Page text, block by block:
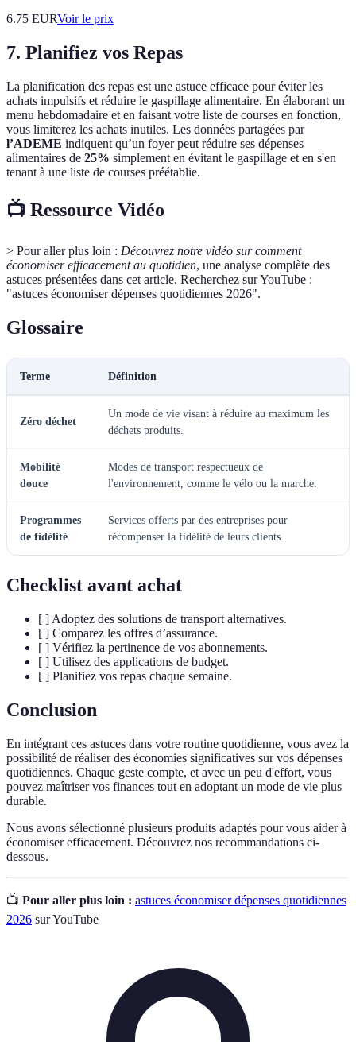
6.75 EURVoir le prix
7. Planifiez vos Repas
La planification des repas est une astuce efficace pour éviter les
achats impulsifs et réduire le gaspillage alimentaire. En élaborant un
menu hebdomadaire et en faisant votre liste de courses en fonction,
vous limiterez les achats inutiles. Les données partagées par
l’ADEME indiquent qu’un foyer peut réduire ses dépenses
alimentaires de 25% simplement en évitant le gaspillage et en s'en
tenant à une liste de courses préétablie.
📺 Ressource Vidéo
> Pour aller plus loin : Découvrez notre vidéo sur comment
économiser efficacement au quotidien, une analyse complète des
astuces présentées dans cet article. Recherchez sur YouTube :
"astuces économiser dépenses quotidiennes 2026".
Glossaire
Terme Définition
Zéro déchet
Un mode de vie visant à réduire au maximum les
déchets produits.
Mobilité
douce
Modes de transport respectueux de
l'environnement, comme le vélo ou la marche.
Programmes
de fidélité
Services offerts par des entreprises pour
récompenser la fidélité de leurs clients.
Checklist avant achat
[ ] Adoptez des solutions de transport alternatives.
[ ] Comparez les offres d’assurance.
[ ] Vérifiez la pertinence de vos abonnements.
[ ] Utilisez des applications de budget.
[ ] Planifiez vos repas chaque semaine.
Conclusion
En intégrant ces astuces dans votre routine quotidienne, vous avez la
possibilité de réaliser des économies significatives sur vos dépenses
quotidiennes. Chaque geste compte, et avec un peu d'effort, vous
pouvez maîtriser vos finances tout en adoptant un mode de vie plus
durable.
Nous avons sélectionné plusieurs produits adaptés pour vous aider à
économiser efficacement. Découvrez nos recommandations ci-
dessous.
📺 Pour aller plus loin : astuces économiser dépenses quotidiennes
2026 sur YouTube